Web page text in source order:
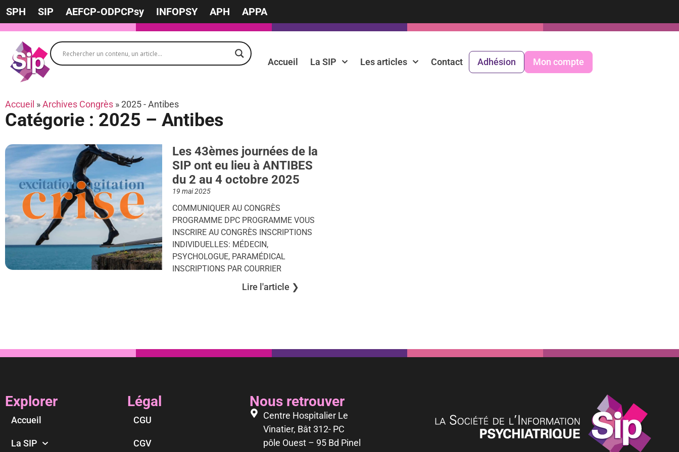
SPH SIP AEFCP-ODPCPsy INFOPSY APH APPA
Accueil La SIP Les articles Contact Adhésion Mon compte
Accueil »Archives Congrès » 2025 - Antibes
Catégorie : 2025 – Antibes
Les 43èmes journées de la
SIP ont eu lieu à ANTIBES
du 2 au 4 octobre 2025
19 mai 2025
COMMUNIQUER AU CONGRÈS
PROGRAMME DPC PROGRAMME VOUS
INSCRIRE AU CONGRÈS INSCRIPTIONS
INDIVIDUELLES: MÉDECIN,
PSYCHOLOGUE, PARAMÉDICAL
INSCRIPTIONS PAR COURRIER
Lire l'article ❯︎
Explorer
Accueil
La SIP
Légal
CGU
CGV
Nous retrouver
Centre Hospitalier Le
Vinatier, Bât 312- PC
pôle Ouest – 95 Bd Pinel